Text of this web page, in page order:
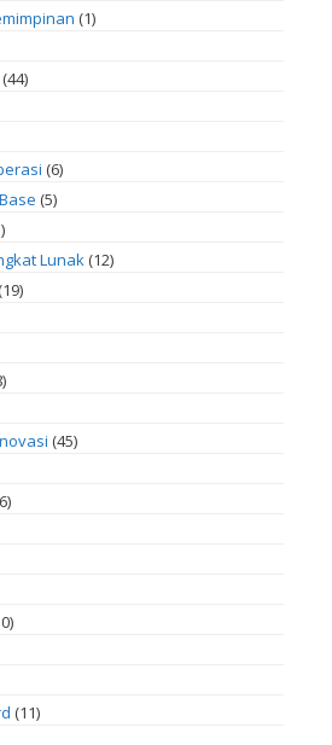
(1)
(44)
(6)
(5)
Lunak (12)
(19)
(45)
(11)